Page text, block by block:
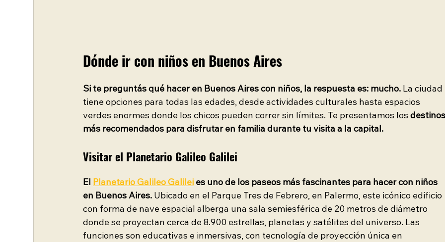
Dónde ir con niños en Buenos Aires
Si te preguntás qué hacer en Buenos Aires con niños, la respuesta es: mucho. La ciudad
tiene opciones para todas las edades, desde actividades culturales hasta espacios
verdes enormes donde los chicos pueden correr sin límites. Te presentamos los destinos
más recomendados para disfrutar en familia durante tu visita a la capital.
Visitar el Planetario Galileo Galilei
El Planetario Galileo Galilei es uno de los paseos más fascinantes para hacer con niños
en Buenos Aires. Ubicado en el Parque Tres de Febrero, en Palermo, este icónico edificio
con forma de nave espacial alberga una sala semiesférica de 20 metros de diámetro
donde se proyectan cerca de 8.900 estrellas, planetas y satélites del universo. Las
funciones son educativas e inmersivas, con tecnología de proyección única en